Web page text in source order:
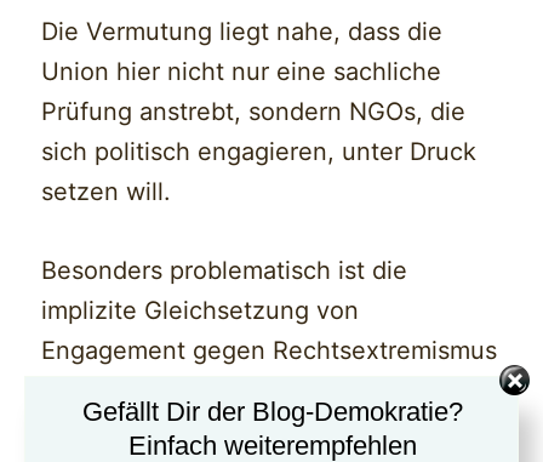
Die Vermutung liegt nahe, dass die
Union hier nicht nur eine sachliche
Prüfung anstrebt, sondern NGOs, die
sich politisch engagieren, unter Druck
setzen will.
Besonders problematisch ist die
implizite Gleichsetzung von
Engagement gegen Rechtsextremismus
Voreingenommenheit.
Gefällt Dir der Blog-Demokratie?
Einfach weiterempfehlen